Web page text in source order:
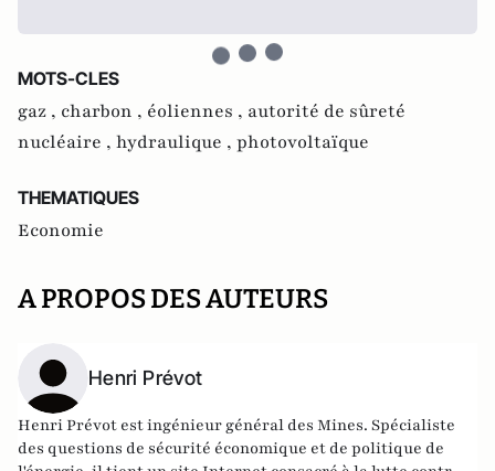
MOTS-CLES
gaz , charbon , éoliennes , autorité de sûreté
nucléaire , hydraulique , photovoltaïque
THEMATIQUES
Economie
A PROPOS DES AUTEURS
Henri Prévot
Henri Prévot est ingénieur général des Mines. Spécialiste
des questions de sécurité économique et de politique de